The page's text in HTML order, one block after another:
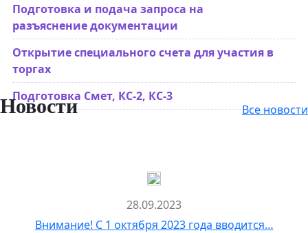
Подготовка и подача запроса на
разъяснение документации
Открытие специального счета для участия в
торгах
Подготовка Смет, КС-2, КС-3
Новости Все новости
28.09.2023
Внимание! С 1 октября 2023 года вводится…